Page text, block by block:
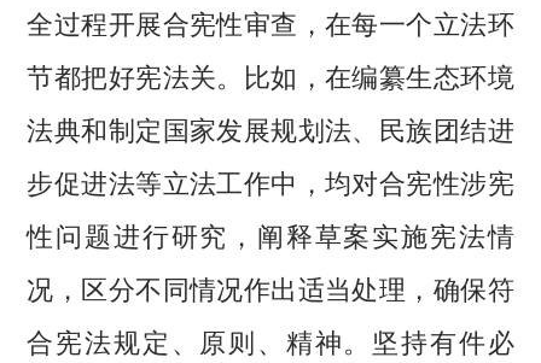
全过程开展合宪性审查，在每一个立法环
节都把好宪法关。比如，在编纂生态环境
法典和制定国家发展规划法、民族团结进
步促进法等立法工作中，均对合宪性涉宪
性问题进行研究，阐释草案实施宪法情
况，区分不同情况作出适当处理，确保符
合宪法规定、原则、精神。坚持有件必